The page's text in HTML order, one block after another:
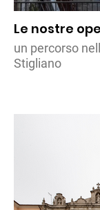
Le nostre
un percorso
Stigliano